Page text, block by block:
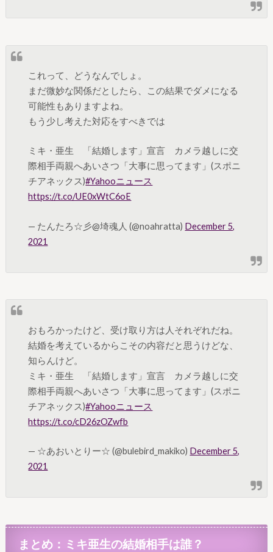
これって、どうなんでしょ。
まだ微妙な関係だとしたら、この結果でダメになる
可能性もありますよね。
もう少し考えた対応をすべきでは
ミキ・亜生 「結婚します」宣言 カメラ越しに交
際相手両親へあいさつ「大事に思ってます」(スポニ
チアネックス)#Yahooニュース
https://t.co/UE0xWtC6oE
— たんたろ☆彡@埼魂人 (@noahratta) December 5,
2021
おもろかったけど、受け取り方は人それぞれだね。
結婚を考えているからこその内容だと思うけどな、
知らんけど。
ミキ・亜生 「結婚します」宣言 カメラ越しに交
際相手両親へあいさつ「大事に思ってます」(スポニ
チアネックス)#Yahooニュース
https://t.co/cD26zOZwfb
— ☆あおいとりー☆ (@bulebird_makiko) December 5,
2021
まとめ：ミキ亜生の結婚相手は誰？